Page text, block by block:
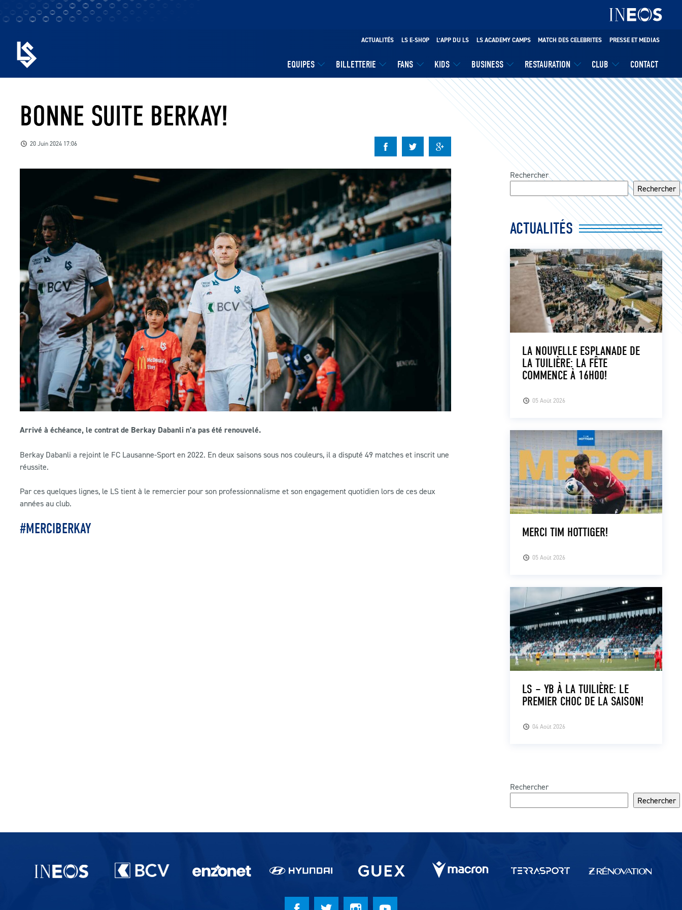
EQUIPES BILLETTERIE FANS KIDS BUSINESS RESTAURATION CLUB CONTACT
ACTUALITÉS LS E-SHOP L’APP DU LS LS ACADEMY CAMPS MATCH DES CELEBRITES PRESSE ET MEDIAS
BONNE SUITE BERKAY!
20 Juin 2024 17:06
Arrivé à échéance, le contrat de Berkay Dabanli n’a pas été renouvelé.
Berkay Dabanli a rejoint le FC Lausanne-Sport en 2022. En deux saisons sous nos couleurs, il a disputé 49 matches et inscrit une
réussite.
Par ces quelques lignes, le LS tient à le remercier pour son professionnalisme et son engagement quotidien lors de ces deux
années au club.
#MERCIBERKAY
Rechercher
Rechercher
ACTUALITÉS
05 Août 2026
LA NOUVELLE ESPLANADE DE
LA TUILIÈRE: LA FÊTE
COMMENCE À 16H00!
05 Août 2026
MERCI TIM HOTTIGER!
04 Août 2026
LS – YB À LA TUILIÈRE: LE
PREMIER CHOC DE LA SAISON!
Rechercher
Rechercher
Partenaires du lausanne-Sport